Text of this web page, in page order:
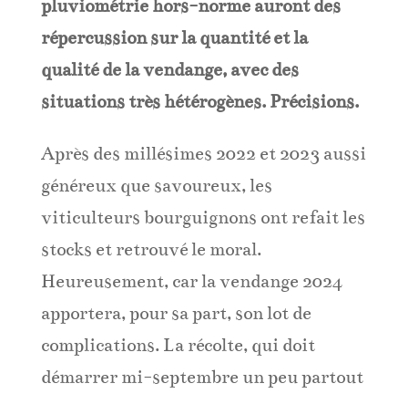
pluviométrie hors-norme auront des
répercussion sur la quantité et la
qualité de la vendange, avec des
situations très hétérogènes. Précisions.
Après des millésimes 2022 et 2023 aussi
généreux que savoureux, les
viticulteurs bourguignons ont refait les
stocks et retrouvé le moral.
Heureusement, car la vendange 2024
apportera, pour sa part, son lot de
complications. La récolte, qui doit
démarrer mi-septembre un peu partout